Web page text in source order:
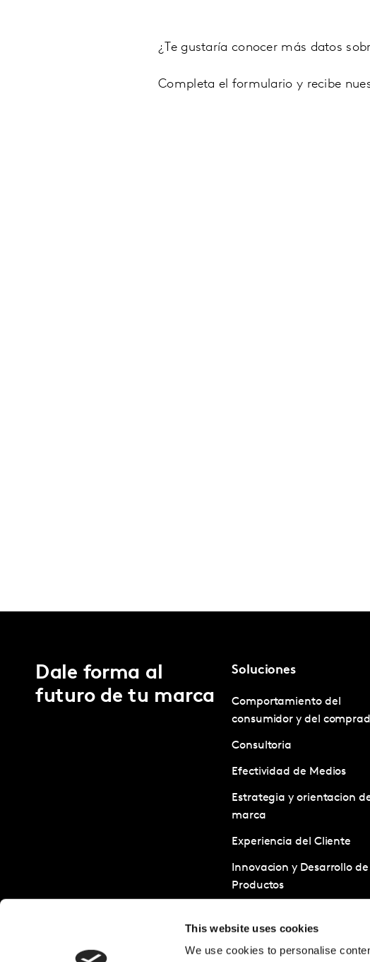
This website uses cookies
We use cookies to personalise
¿Te gustaría conocer más datos
Completa el formulario y recibe
Dale forma al
futuro de tu marca
Soluciones
Comportamiento del
consumidor y del
Consultoria
Efectividad de Medios
Estrategia y orientacion
marca
Experiencia del Cliente
Innovacion y Desarrollo de
Productos